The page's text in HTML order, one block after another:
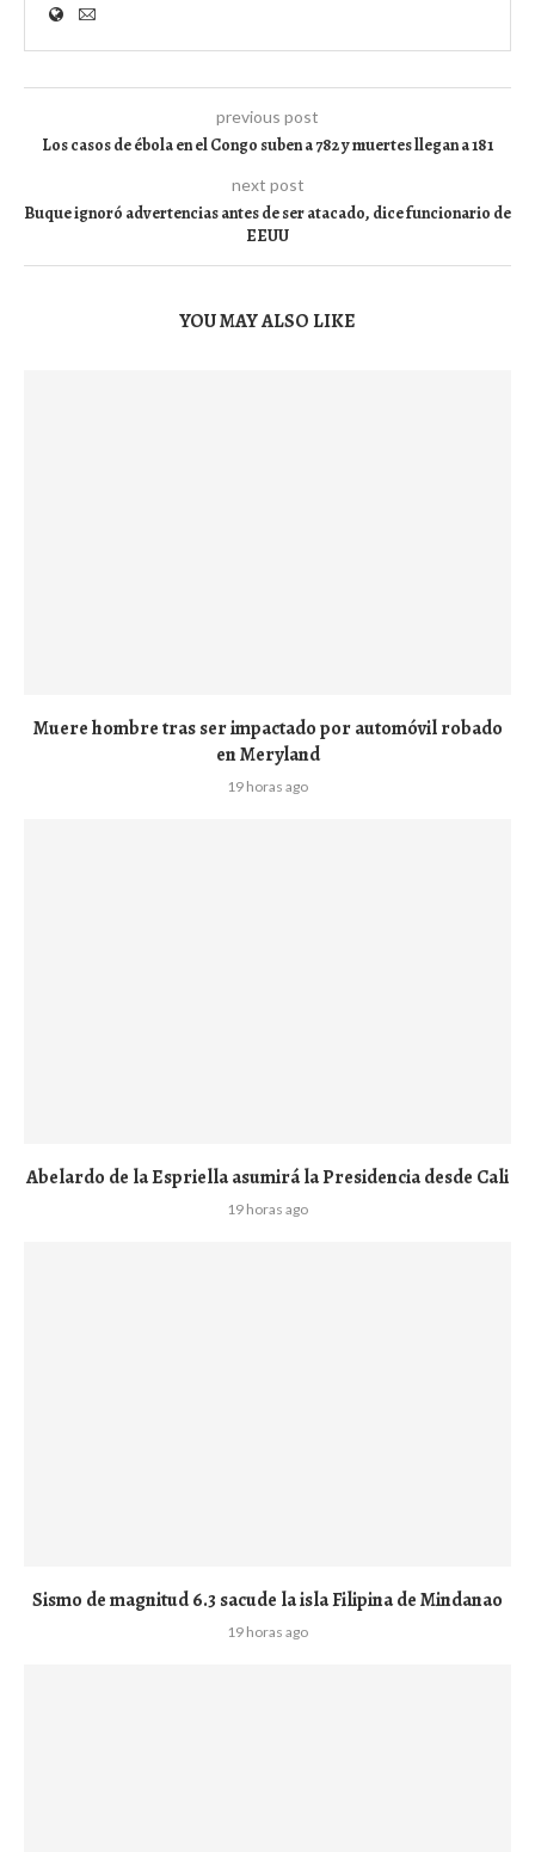
previous post
Los casos de ébola en el Congo suben a 782 y muertes llegan a 181
next post
Buque ignoró advertencias antes de ser atacado, dice funcionario de
EEUU
YOU MAY ALSO LIKE
Muere hombre tras ser impactado por automóvil robado
en Meryland
19 horas ago
Abelardo de la Espriella asumirá la Presidencia desde Cali
19 horas ago
Sismo de magnitud 6.3 sacude la isla Filipina de Mindanao
19 horas ago